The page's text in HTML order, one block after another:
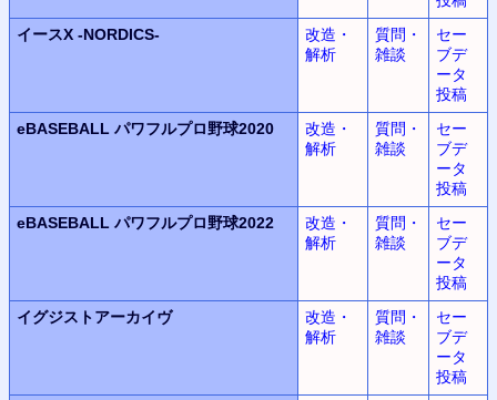
イースX -NORDICS-
改造・
解析
質問・
雑談
セー
ブデ
ータ
投稿
eBASEBALL パワフルプロ野球2020
改造・
解析
質問・
雑談
セー
ブデ
ータ
投稿
eBASEBALL パワフルプロ野球2022
改造・
解析
質問・
雑談
セー
ブデ
ータ
投稿
イグジストアーカイヴ
改造・
解析
質問・
雑談
セー
ブデ
ータ
投稿